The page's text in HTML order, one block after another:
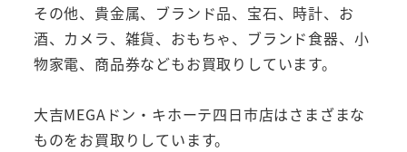
その他、貴金属、ブランド品、宝石、時計、お
酒、カメラ、雑貨、おもちゃ、ブランド食器、小
物家電、商品券などもお買取りしています。
大吉MEGAドン・キホーテ四日市店はさまざまな
ものをお買取りしています。